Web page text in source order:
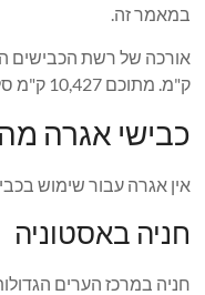
במאמר זה.
ק"מ. מתוכם 10,427 ק"מ סלולים.
כבישי אגרה
אין אגרה עבור שימוש
חניה באסטוניה
חניה במרכז הערים